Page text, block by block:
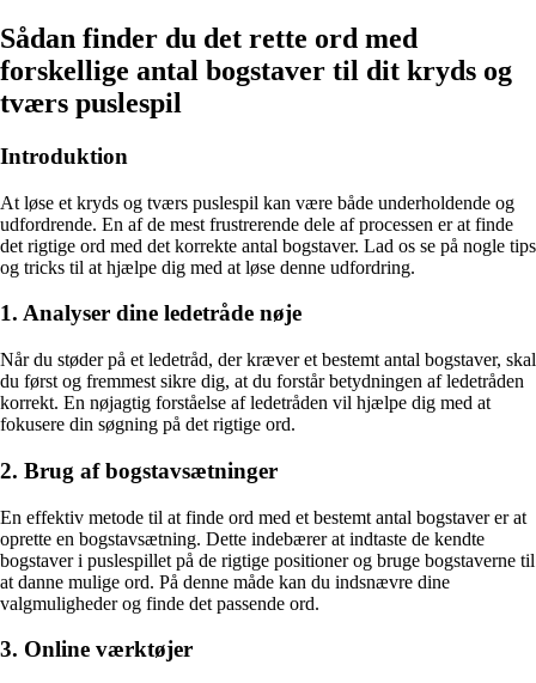
Sådan finder du det rette ord med
forskellige antal bogstaver til dit kryds og
tværs puslespil
Introduktion
At løse et kryds og tværs puslespil kan være både underholdende og
udfordrende. En af de mest frustrerende dele af processen er at finde
det rigtige ord med det korrekte antal bogstaver. Lad os se på nogle tips
og tricks til at hjælpe dig med at løse denne udfordring.
1. Analyser dine ledetråde nøje
Når du støder på et ledetråd, der kræver et bestemt antal bogstaver, skal
du først og fremmest sikre dig, at du forstår betydningen af ledetråden
korrekt. En nøjagtig forståelse af ledetråden vil hjælpe dig med at
fokusere din søgning på det rigtige ord.
2. Brug af bogstavsætninger
En effektiv metode til at finde ord med et bestemt antal bogstaver er at
oprette en bogstavsætning. Dette indebærer at indtaste de kendte
bogstaver i puslespillet på de rigtige positioner og bruge bogstaverne til
at danne mulige ord. På denne måde kan du indsnævre dine
valgmuligheder og finde det passende ord.
3. Online værktøjer